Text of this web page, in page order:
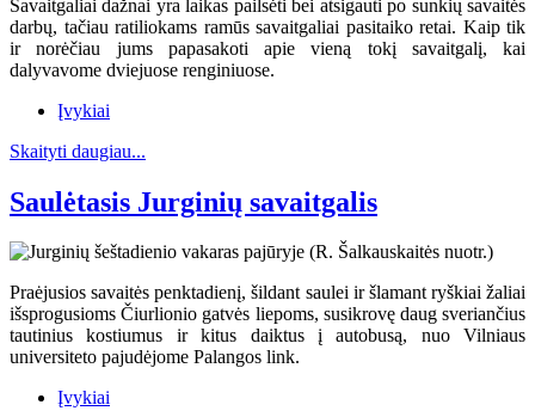
Savaitgaliai dažnai yra laikas pailsėti bei atsigauti po sunkių savaitės
darbų, tačiau ratiliokams ramūs savaitgaliai pasitaiko retai. Kaip tik
ir norėčiau jums papasakoti apie vieną tokį savaitgalį, kai
dalyvavome dviejuose renginiuose.
Įvykiai
Skaityti daugiau...
Saulėtasis Jurginių savaitgalis
Praėjusios savaitės penktadienį, šildant saulei ir šlamant ryškiai žaliai
išsprogusioms Čiurlionio gatvės liepoms, susikrovę daug sveriančius
tautinius kostiumus ir kitus daiktus į autobusą, nuo Vilniaus
universiteto pajudėjome Palangos link.
Įvykiai